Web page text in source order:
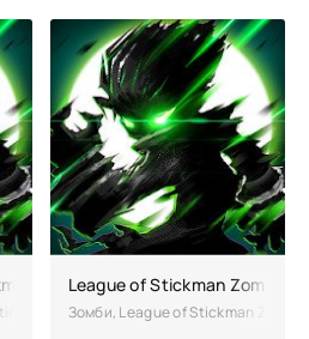
War Z взлом (Мод много денег)
War Z – динамичная игра с
League of Stickman Zombie
Зомби, League of Stickman